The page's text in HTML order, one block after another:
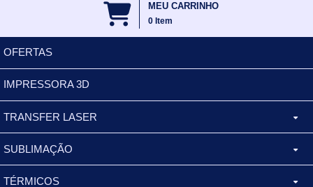
MEU CARRINHO
0 Item
OFERTAS
IMPRESSORA 3D
TRANSFER LASER
CANECA ALUMINIO
BALDES
SUBLIMAÇÃO
XÍCARA
TÉRMICOS